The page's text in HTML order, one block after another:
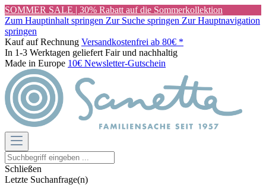
SOMMER SALE | 30% Rabatt auf die Sommerkollektion
Zum Hauptinhalt springen Zur Suche springen Zur Hauptnavigation
springen
Kauf auf Rechnung Versandkostenfrei ab 80€ *
In 1-3 Werktagen geliefert Fair und nachhaltig
Made in Europe 10€ Newsletter-Gutschein
Schließen
Letzte Suchanfrage(n)